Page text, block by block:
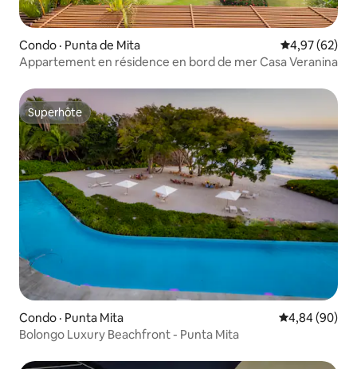
Condo · Punta de Mita Note
4,97 (62)
Appartement en résidence en bord de mer Casa Veranina
Superhôte
Superhôte
Condo · Punta Mita Note
4,84 (90)
Bolongo Luxury Beachfront - Punta Mita